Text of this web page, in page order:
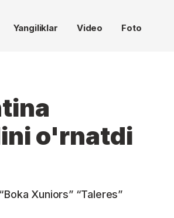
Yangiliklar Video Foto
o'rnatdi
Xuniors” “Taleres”